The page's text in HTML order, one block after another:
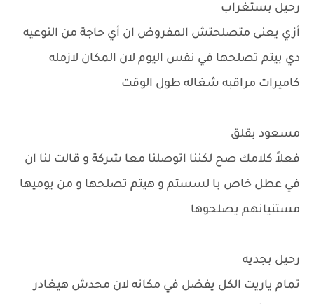
رحيل بستغراب
أزي يعنى متصلحتش المفروض ان أي حاجة من النوعيه
دي بيتم تصلحها في نفس اليوم لان المكان لازمله
كاميرات مراقبه شغاله طول الوقت
مسعود بقلق
فعلاً كلامك صح لكننا اتوصلنا معا شركة و قالت لنا ان
في عطل خاص با لسستم و هيتم تصلحها و من يوميها
مستنيانهم يصلحوها
رحيل بجديه
تمام ياريت الكل يفضل في مكانه لان محدش هيغادر